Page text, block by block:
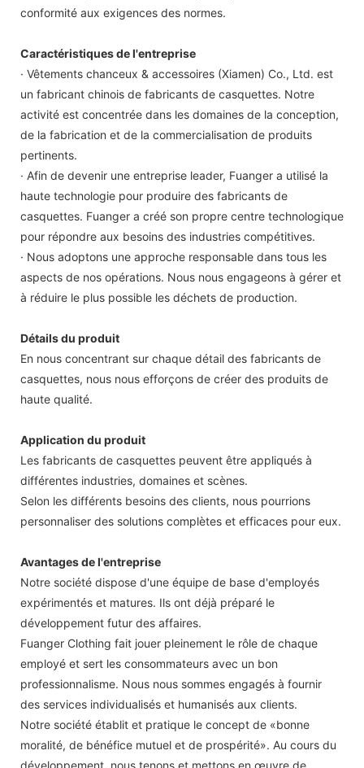
conformité aux exigences des normes.
Caractéristiques de l'entreprise
· Vêtements chanceux & accessoires (Xiamen) Co., Ltd. est
un fabricant chinois de fabricants de casquettes. Notre
activité est concentrée dans les domaines de la conception,
de la fabrication et de la commercialisation de produits
pertinents.
· Afin de devenir une entreprise leader, Fuanger a utilisé la
haute technologie pour produire des fabricants de
casquettes. Fuanger a créé son propre centre technologique
pour répondre aux besoins des industries compétitives.
· Nous adoptons une approche responsable dans tous les
aspects de nos opérations. Nous nous engageons à gérer et
à réduire le plus possible les déchets de production.
Détails du produit
En nous concentrant sur chaque détail des fabricants de
casquettes, nous nous efforçons de créer des produits de
haute qualité.
Application du produit
Les fabricants de casquettes peuvent être appliqués à
différentes industries, domaines et scènes.
Selon les différents besoins des clients, nous pourrions
personnaliser des solutions complètes et efficaces pour eux.
Avantages de l'entreprise
Notre société dispose d'une équipe de base d'employés
expérimentés et matures. Ils ont déjà préparé le
développement futur des affaires.
Fuanger Clothing fait jouer pleinement le rôle de chaque
employé et sert les consommateurs avec un bon
professionnalisme. Nous nous sommes engagés à fournir
des services individualisés et humanisés aux clients.
Notre société établit et pratique le concept de «bonne
moralité, de bénéfice mutuel et de prospérité». Au cours du
développement, nous tenons et mettons en œuvre de